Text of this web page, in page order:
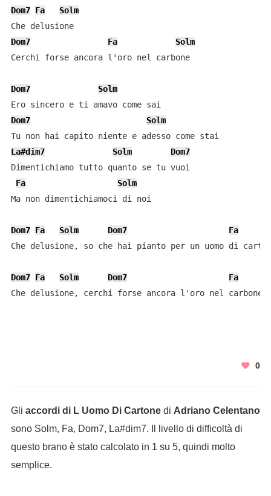
Dom7 Fa
Solm
Che delusione
Dom7
Fa
Solm
Cerchi forse ancora l'oro nel carbone
Dom7
Solm
Dom7
Solm
La#dim7
Solm
Dom7
Dimentichiamo tutto quanto se tu vuoi
Fa
Solm
Ma non dimentichiamoci di noi
Dom7 Fa Solm Dom7
Fa
Che delusione, so che hai pianto per un uomo di
Dom7 Fa Solm Dom7
Fa
Che delusione, cerchi forse ancora l'oro nel carbone
0
Gli accordi di L Uomo Di Cartonedi Adriano Celentano
sono Solm, Fa, Dom7, La#dim7. Il livello di difficoltà di
questo brano è stato calcolato in 1 su 5, quindi molto
semplice.